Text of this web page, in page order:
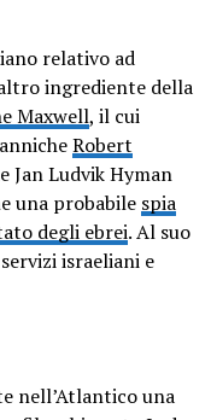
relativo ad
ingrediente della
Maxwell, il cui
Robert
Jan Ludvik Hyman
una probabile spia
degli ebrei. Al suo
israeliani e
nell’Atlantico una